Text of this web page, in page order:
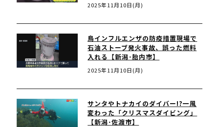
2025年11月10日(月)
鳥インフルエンザの防疫措置現場で
石油ストーブ発火事故、誤った燃料
入れる【新潟･胎内市】
2025年11月10日(月)
サンタやトナカイのダイバー!?一風
変わった「クリスマスダイビング」
【新潟･佐渡市】